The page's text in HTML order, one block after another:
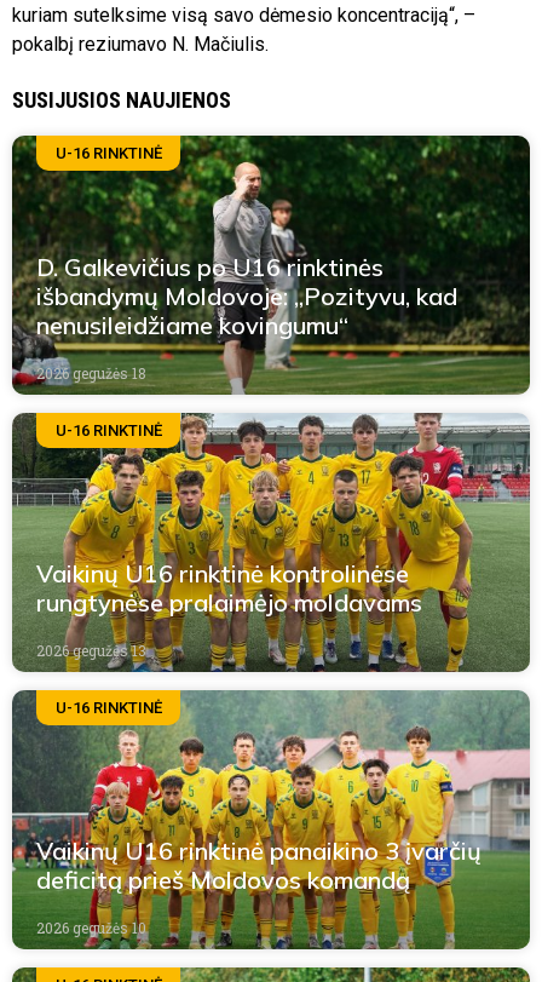
kuriam sutelksime visą savo dėmesio koncentraciją“, –
pokalbį reziumavo N. Mačiulis.
SUSIJUSIOS NAUJIENOS
U-16 RINKTINĖ
D. Galkevičius po U16 rinktinės
išbandymų Moldovoje: „Pozityvu, kad
nenusileidžiame kovingumu“
2026 gegužės 18
U-16 RINKTINĖ
Vaikinų U16 rinktinė kontrolinėse
rungtynėse pralaimėjo moldavams
2026 gegužės 13
U-16 RINKTINĖ
Vaikinų U16 rinktinė panaikino 3 įvarčių
deficitą prieš Moldovos komandą
2026 gegužės 10